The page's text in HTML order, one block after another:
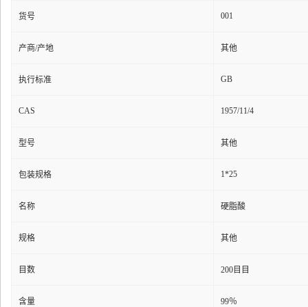
货号 001
产商/产地 其他
执行标准 GB
CAS 1957/11/4
型号 其他
包装规格 1*25
名称 硬脂酸
规格 其他
目数 200目目
含量 99％